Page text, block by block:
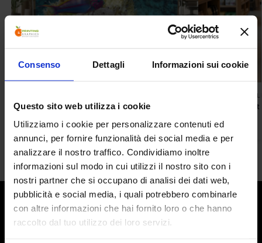
Consenso Dettagli Informazioni sui cookie
Questo sito web utilizza i cookie
Utilizziamo i cookie per personalizzare contenuti ed
annunci, per fornire funzionalità dei social media e per
analizzare il nostro traffico. Condividiamo inoltre
informazioni sul modo in cui utilizzi il nostro sito con i
nostri partner che si occupano di analisi dei dati web,
pubblicità e social media, i quali potrebbero combinarle
con altre informazioni che hai fornito loro o che hanno
raccolto dal tuo utilizzo dei loro servizi.
Fondale Stirling a Noleggio Roll Up Hornet
Cosa facciamo
Da oltre 10 anni commercializziamo Strutture espositive di